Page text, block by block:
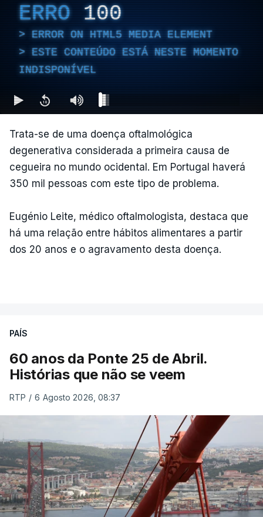
ERRO 100
ERROR ON HTML5 MEDIA ELEMENT
ESTE CONTEÚDO ESTÁ NESTE MOMENTO
INDISPONÍVEL
Trata-se de uma doença oftalmológica
degenerativa considerada a primeira causa de
cegueira no mundo ocidental. Em Portugal haverá
350 mil pessoas com este tipo de problema.
Eugénio Leite, médico oftalmologista, destaca que
há uma relação entre hábitos alimentares a partir
dos 20 anos e o agravamento desta doença.
PAÍS
60 anos da Ponte 25 de Abril.
Histórias que não se veem
RTP / 6 Agosto 2026, 08:37